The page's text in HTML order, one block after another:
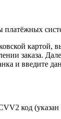
платёжных
картой,
заказа.
и введите
код (указан